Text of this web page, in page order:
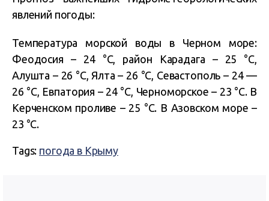
явлений погоды:
Температура морской воды в Черном море:
Феодосия – 24 °С, район Карадага – 25 °С,
Алушта – 26 °С, Ялта – 26 °С, Севастополь – 24 —
26 °С, Евпатория – 24 °С, Черноморское – 23 °С. В
Керченском проливе – 25 °С. В Азовском море –
23 °С.
Tags: погода в Крыму